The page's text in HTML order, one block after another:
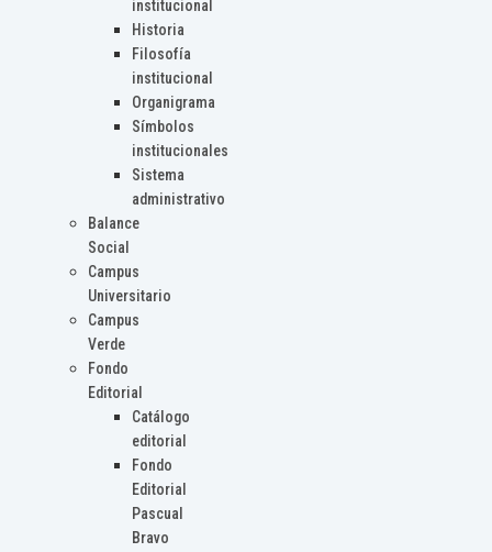
institucional
Historia
Filosofía
institucional
Organigrama
Símbolos
institucionales
Sistema
administrativo
Balance
Social
Campus
Universitario
Campus
Verde
Fondo
Editorial
Catálogo
editorial
Fondo
Editorial
Pascual
Bravo